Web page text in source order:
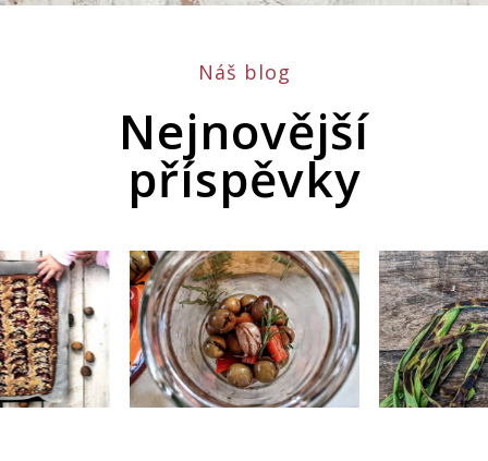
Náš blog
Nejnovější
příspěvky